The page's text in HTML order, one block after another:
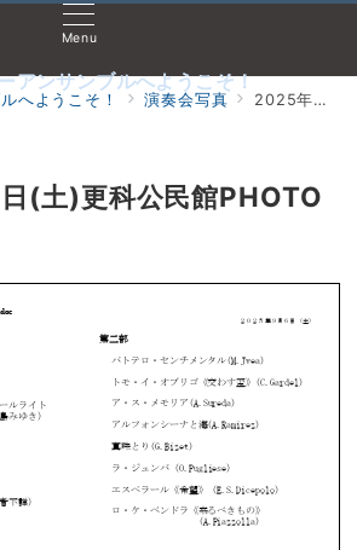
Menu
アンサンブルへようこそ！
へようこそ！ 演奏会写真 2025年9月6日(土)更科公民館PHOTO
(土)更科公民館PHOTO